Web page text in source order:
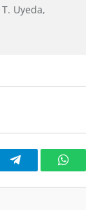
Uyeda,
Telegram